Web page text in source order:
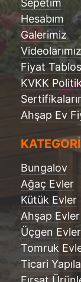
Sepetim
Hesabım
Galerimiz
Videolarımız
Fiyat
KVKK
Ahşap Ev
Bungalov
Ağaç Evler
Kütük Evler
Ahşap Evler
Üçgen Evler
Tomruk
Ticari